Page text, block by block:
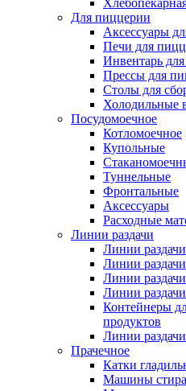
Для пиццерии
Аксессуары
Печи для
Инвентарь
Прессы для
Столы для
Холодильные
Посудомоечное
Котломоечное
Купольные
Туннельные
Фронтальные
Аксессуары
Расходные
Линии раздачи
Линии
Линии
Линии
Линии
Контейнеры
продуктов
Линии
Прачечное
Катки
Машины